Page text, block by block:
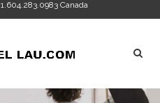
1.604.283.0983 Canada